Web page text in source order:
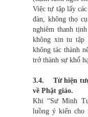
Việc tự tập lấy
đàn, không thọ
nghiêm thanh
không xin tu tập
không tác thành
trở thành sự khổ
3.4. Từ hiện
về Phật giáo.
Khi “Sư Minh
luồng ý kiến cho